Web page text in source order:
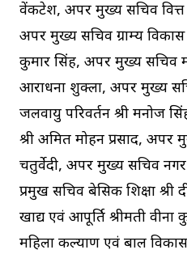
वेंकटेश, अपर मुख्य सचिव वित्त
अपर मुख्य सचिव ग्राम्य
कुमार सिंह, अपर मुख्य सचिव
आराधना शुक्ला, अपर मुख्य
जलवायु परिवर्तन श्री मनोज
श्री अमित मोहन प्रसाद, अपर
चतुर्वेदी, अपर मुख्य सचिव
प्रमुख सचिव बेसिक शिक्षा
खाद्य एवं आपूर्ति श्रीमती वीना
महिला कल्याण एवं बाल विकास